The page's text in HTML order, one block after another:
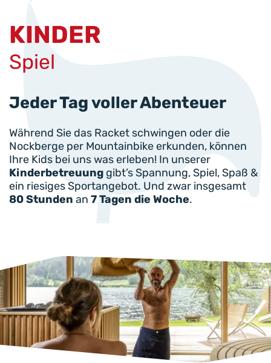
KINDER
Spiel
Jeder Tag voller Abenteuer
Während Sie das Racket schwingen oder die
Nockberge per Mountainbike erkunden, können
Ihre Kids bei uns was erleben! In unserer
Kinderbetreuung gibt’s Spannung, Spiel, Spaß &
ein riesiges Sportangebot. Und zwar insgesamt
80 Stunden an 7 Tagen die Woche.